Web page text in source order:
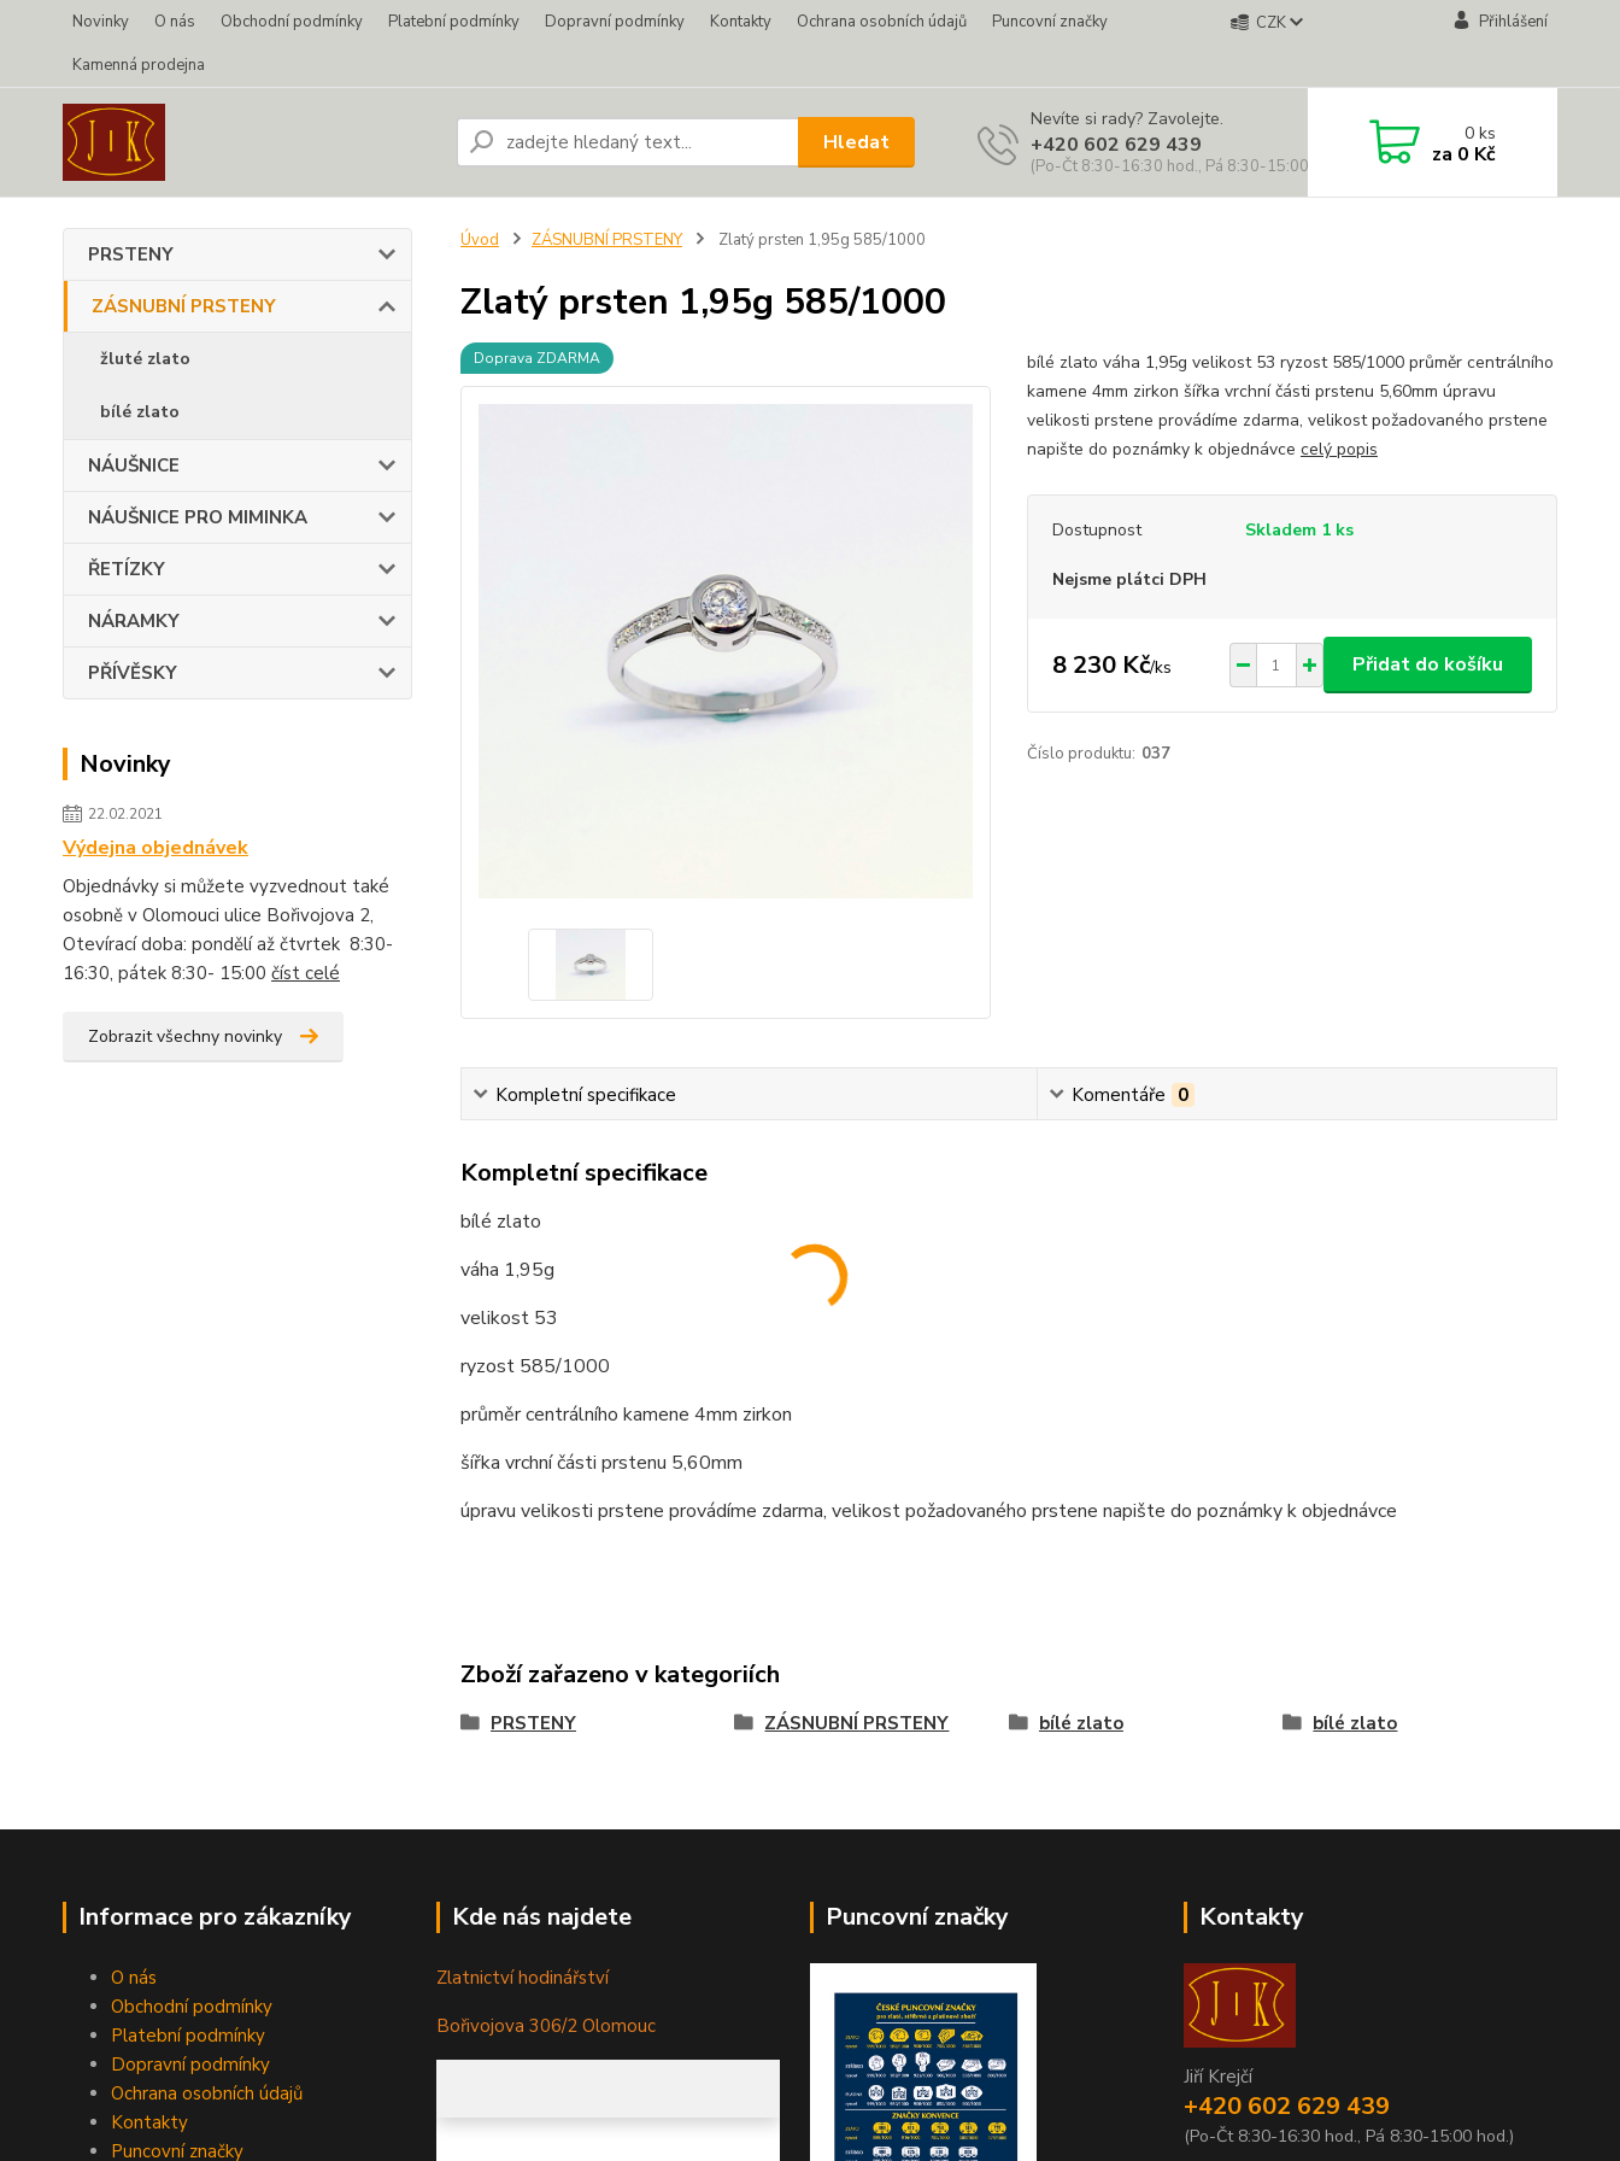
Novinky O nás Obchodní podmínky Platební podmínky Dopravní podmínky Kontakty Ochrana osobních údajů
Puncovní značky
Kamenná prodejna
CZK Přihlášení
Hledat
Nevíte si rady? Zavolejte.
+420 602 629 439
(Po-Čt 8:30-16:30 hod., Pá 8:30-15:00 hod.)
0ks
za 0 Kč
PRSTENY
ZÁSNUBNÍ PRSTENY
žluté zlato
bílé zlato
NÁUŠNICE
NÁUŠNICE PRO MIMINKA
ŘETÍZKY
NÁRAMKY
PŘÍVĚSKY
Novinky
22.02.2021
Výdejna objednávek
Objednávky si můžete vyzvednout také
osobně v Olomouci ulice Bořivojova 2,
Otevírací doba: pondělí až čtvrtek 8:30-
16:30, pátek 8:30- 15:00 číst celé
Zobrazit všechny novinky
Úvod ZÁSNUBNÍ PRSTENY Zlatý prsten 1,95g 585/1000
Zlatý prsten 1,95g 585/1000
Doprava ZDARMA
bílé zlato váha 1,95g velikost 53 ryzost 585/1000 průměr centrálního
kamene 4mm zirkon šířka vrchní části prstenu 5,60mm úpravu
velikosti prstene provádíme zdarma, velikost požadovaného prstene
napište do poznámky k objednávce celý popis
Dostupnost Skladem 1 ks
Nejsme plátci DPH
8 230 Kč/ks Přidat do košíku
Číslo produktu: 037
Kompletní specifikace Komentáře 0
Kompletní specifikace
bílé zlato
váha 1,95g
velikost 53
ryzost 585/1000
průměr centrálního kamene 4mm zirkon
šířka vrchní části prstenu 5,60mm
úpravu velikosti prstene provádíme zdarma, velikost požadovaného prstene napište do poznámky k objednávce
Zboží zařazeno v kategoriích
PRSTENY ZÁSNUBNÍ PRSTENY bílé zlato bílé zlato
Informace pro zákazníky
O nás
Obchodní podmínky
Platební podmínky
Dopravní podmínky
Ochrana osobních údajů
Kontakty
Puncovní značky
Kde nás najdete
Zlatnictví hodinářství
Bořivojova 306/2 Olomouc
Puncovní značky Kontakty
Jiří Krejčí
+420 602 629 439
(Po-Čt 8:30-16:30 hod., Pá 8:30-15:00 hod.)